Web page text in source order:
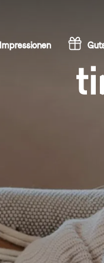
Impressionen